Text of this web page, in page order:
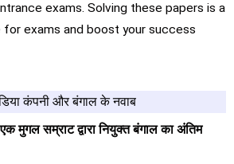
exams. Solving these papers is a
exams and boost your success
कंपनी और बंगाल के नवाब
मुगल सम्राट द्वारा नियुक्त बंगाल का अंतिम